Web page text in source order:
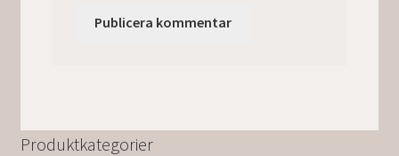
Produktkategorier